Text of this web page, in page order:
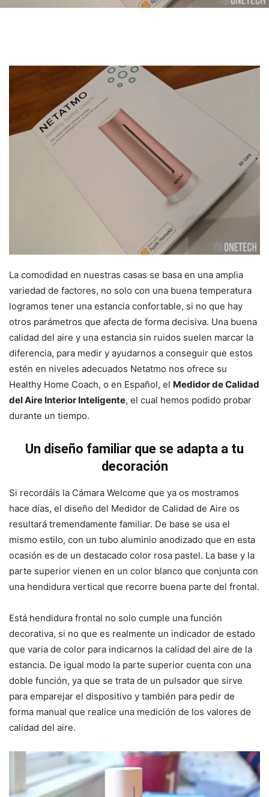
La comodidad en nuestras casas se basa en una amplia
variedad de factores, no solo con una buena temperatura
logramos tener una estancia confortable, si no que hay
otros parámetros que afecta de forma decisiva. Una buena
calidad del aire y una estancia sin ruidos suelen marcar la
diferencia, para medir y ayudarnos a conseguir que estos
estén en niveles adecuados Netatmo nos ofrece su
Healthy Home Coach, o en Español, el Medidor de Calidad
del Aire Interior Inteligente, el cual hemos podido probar
durante un tiempo.
Un diseño familiar que se adapta a tu
decoración
Si recordáis la Cámara Welcome que ya os mostramos
hace días, el diseño del Medidor de Calidad de Aire os
resultará tremendamente familiar. De base se usa el
mismo estilo, con un tubo aluminio anodizado que en esta
ocasión es de un destacado color rosa pastel. La base y la
parte superior vienen en un color blanco que conjunta con
una hendidura vertical que recorre buena parte del frontal.
Está hendidura frontal no solo cumple una función
decorativa, si no que es realmente un indicador de estado
que varia de color para indicarnos la calidad del aire de la
estancia. De igual modo la parte superior cuenta con una
doble función, ya que se trata de un pulsador que sirve
para emparejar el dispositivo y también para pedir de
forma manual que realice una medición de los valores de
calidad del aire.